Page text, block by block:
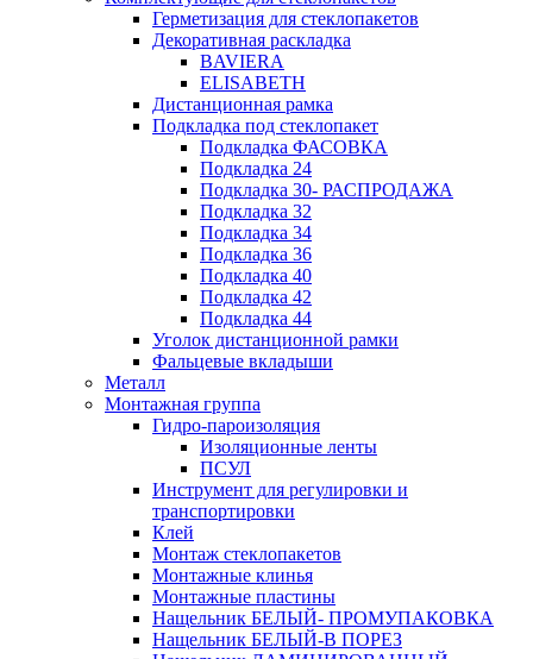
Герметизация для стеклопакетов
Декоративная раскладка
BAVIERA
ELISABETH
Дистанционная рамка
Подкладка под стеклопакет
Подкладка ФАСОВКА
Подкладка 24
Подкладка 30- РАСПРОДАЖА
Подкладка 32
Подкладка 34
Подкладка 36
Подкладка 40
Подкладка 42
Подкладка 44
Уголок дистанционной рамки
Фальцевые вкладыши
Металл
Монтажная группа
Гидро-пароизоляция
Изоляционные ленты
ПСУЛ
Инструмент для регулировки и
транспортировки
Клей
Монтаж стеклопакетов
Монтажные клинья
Монтажные пластины
Нащельник БЕЛЫЙ- ПРОМУПАКОВКА
Нащельник БЕЛЫЙ-В ПОРЕЗ